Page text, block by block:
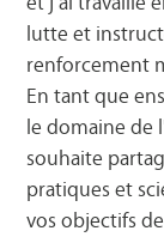
lutte et
renforcement
En tant que
le domaine de
souhaite
pratiques et
vos objectifs